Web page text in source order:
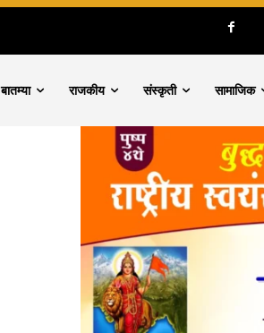
बातम्या राजकीय संस्कृती सामाजिक